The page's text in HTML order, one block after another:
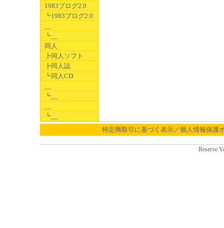
1983ブログ2.0
┗1983ブログ2.0
┗__
同人
┣同人ソフト
┣同人誌
┗同人CD
┗__
┗__
特定商取引に基づく表示／個人情報保護
Reserve